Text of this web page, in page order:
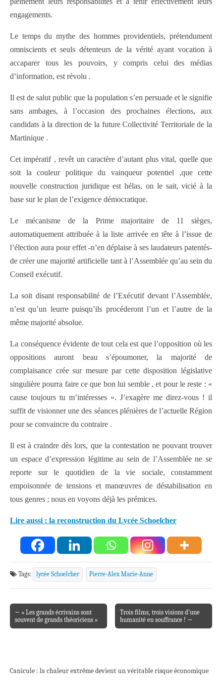
engagements.
Le temps du mythe des hommes providentiels, prétendument
omniscients et seuls détenteurs de la vérité ayant vocation à
accaparer tous les pouvoirs, y compris celui des médias
d’information, est révolu .
Il est de salut public que la population s’en persuade et le signifie
sans ambages, à l’occasion des prochaines élections, aux
candidats à la direction de la future Collectivité Territoriale de la
Martinique .
Cet impératif , revêt un caractère d’autant plus vital, quelle que
soit la couleur politique du vainqueur potentiel ,que cette
nouvelle construction juridique est hélas, on le sait, vicié à la
base sur le plan de l’exigence démocratique.
Le mécanisme de la Prime majoritaire de 11 sièges,
automatiquement attribuée à la liste arrivée en tête à l’issue de
l’élection aura pour effet -n’en déplaise à ses laudateurs patentés-
de créer une majorité artificielle tant à l’Assemblée qu’au sein du
Conseil exécutif.
La soit disant responsabilité de l’Exécutif devant l’Assemblée,
n’est qu’un leurre puisqu’ils procéderont l’un et l’autre de la
même majorité absolue.
La conséquence évidente de tout cela est que l’opposition où les
oppositions auront beau s’époumoner, la majorité de
complaisance crée sur mesure par cette disposition législative
singulière pourra faire ce que bon lui semble , et pour le reste : «
cause toujours tu m’intéresses ». J’exagère me direz-vous ! il
suffit de visionner une des séances plénières de l’actuelle Région
pour se convaincre du contraire .
Il est à craindre dès lors, que la contestation ne pouvant trouver
un espace d’expression légitime au sein de l’Assemblée ne se
reporte sur le quotidien de la vie sociale, constamment
empoisonnée de tensions et manœuvres de déstabilisation en
tous genres ; nous en voyons déjà les prémices.
Lire aussi : la reconstruction du Lycée Schoelcher
Tags: lycée Schoelcher Pierre-Alex Marie-Anne
Post navigation
← « Les grands écrivains sont
souvent de grands théoriciens »
Trois films, trois visions d’une
humanité en souffrance ! →
Canicule : la chaleur extrême devient un véritable risque économique